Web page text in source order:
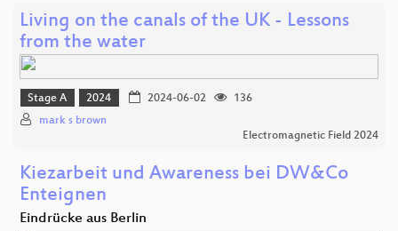
Living on the canals of the UK - Lessons
from the water
Stage A 2024 2024-06-02
136
mark s brown
Electromagnetic Field 2024
Kiezarbeit und Awareness bei DW&Co
Enteignen
Eindrücke aus Berlin